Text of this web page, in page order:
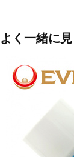
■メーカー型番：
よく一緒に